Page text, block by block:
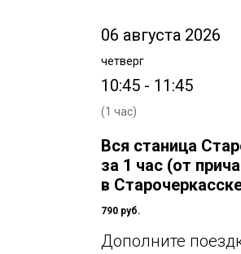
06 августа 2026
четверг
10:45 - 11:45
(1 час)
Вся станица
за 1 час (от
в
790 руб.
Дополните